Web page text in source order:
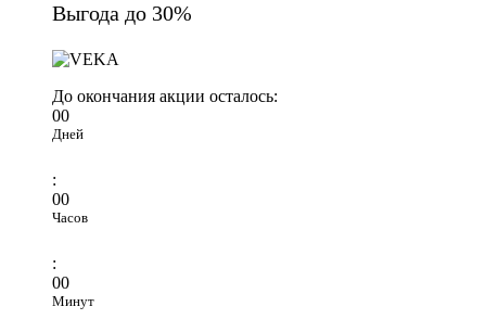
Выгода до 30%
До окончания акции осталось:
00
Дней
:
00
Часов
:
00
Минут